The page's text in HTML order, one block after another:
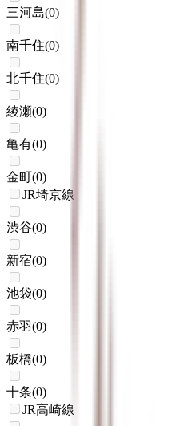
三河島(0)
南千住(0)
北千住(0)
綾瀬(0)
亀有(0)
金町(0)
JR埼京線
渋谷(0)
新宿(0)
池袋(0)
赤羽(0)
板橋(0)
十条(0)
JR高崎線